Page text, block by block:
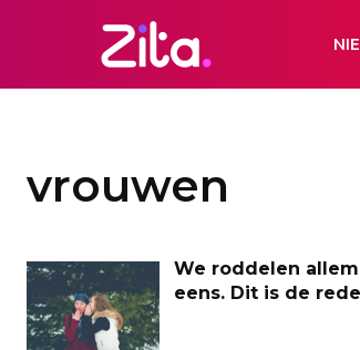
vrouwen
We roddelen
eens. Dit is de